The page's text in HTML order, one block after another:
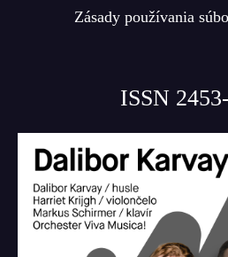
Zásady používania
ISSN